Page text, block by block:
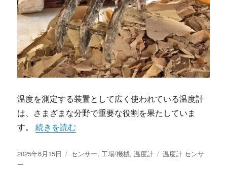
温度を測定する装置として広く使われている温度計
は、さまざまな分野で重要な役割を果たしていま
す。“温度計による快適生活の実現” の
続きを読む
投
稿
2025年6月15日
カ
センサー,工場/機械,温度計
タ
温度計 センサ
ー